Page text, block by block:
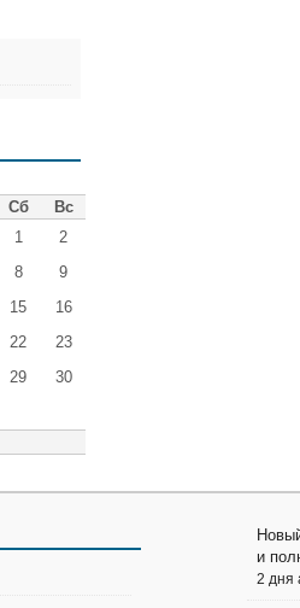
Сб Вс
1
2
8
9
15
16
22
23
29
30
и
2 дня